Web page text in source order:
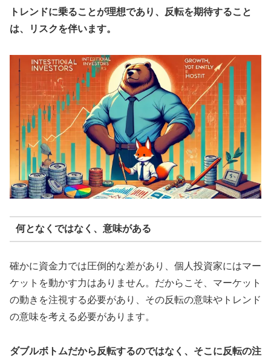
トレンドに乗ることが理想であり、反転を期待すること
は、リスクを伴います。
何となくではなく、意味がある
確かに資金力では圧倒的な差があり、個人投資家にはマー
ケットを動かす力はありません。だからこそ、マーケット
の動きを注視する必要があり、その反転の意味やトレンド
の意味を考える必要があります。
ダブルボトムだから反転するのではなく、そこに反転の注